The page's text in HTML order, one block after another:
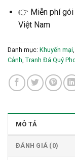
👉 Miễn phí gói
Việt Nam
Danh mục: Khuyến mại,
Cảnh, Tranh Đá Quý
MÔ TẢ
ĐÁNH GIÁ (0)